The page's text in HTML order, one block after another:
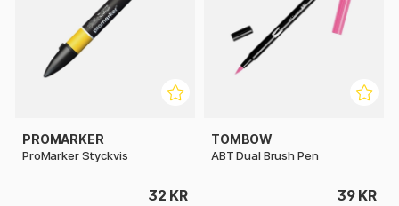
PROMARKER
ProMarker Styckvis
32 KR
TOMBOW
ABT Dual Brush Pen
39 KR